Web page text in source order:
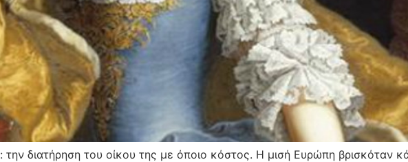
διατήρηση του οίκου της με όποιο κόστος. Η μισή Ευρώπη βρισκόταν